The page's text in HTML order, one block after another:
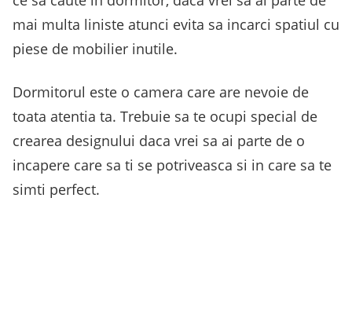
mai multa liniste atunci evita sa incarci spatiul cu
piese de mobilier inutile.
Dormitorul este o camera care are nevoie de
toata atentia ta. Trebuie sa te ocupi special de
crearea designului daca vrei sa ai parte de o
incapere care sa ti se potriveasca si in care sa te
simti perfect.